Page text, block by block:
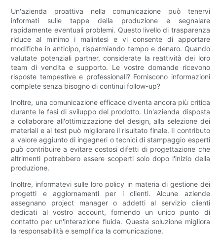
Un'azienda proattiva nella comunicazione può tenervi
informati sulle tappe della produzione e segnalare
rapidamente eventuali problemi. Questo livello di trasparenza
riduce al minimo i malintesi e vi consente di apportare
modifiche in anticipo, risparmiando tempo e denaro. Quando
valutate potenziali partner, considerate la reattività dei loro
team di vendita e supporto. Le vostre domande ricevono
risposte tempestive e professionali? Forniscono informazioni
complete senza bisogno di continui follow-up?
Inoltre, una comunicazione efficace diventa ancora più critica
durante le fasi di sviluppo del prodotto. Un'azienda disposta
a collaborare all'ottimizzazione del design, alla selezione dei
materiali e ai test può migliorare il risultato finale. Il contributo
a valore aggiunto di ingegneri o tecnici di stampaggio esperti
può contribuire a evitare costosi difetti di progettazione che
altrimenti potrebbero essere scoperti solo dopo l'inizio della
produzione.
Inoltre, informatevi sulle loro policy in materia di gestione dei
progetti e aggiornamenti per i clienti. Alcune aziende
assegnano project manager o addetti al servizio clienti
dedicati al vostro account, fornendo un unico punto di
contatto per un'interazione fluida. Questa soluzione migliora
la responsabilità e semplifica la comunicazione.